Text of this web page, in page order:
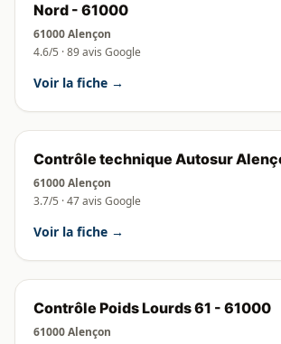
Nord - 61000
61000 Alençon
4.6/5 · 89 avis Google
Voir la fiche →
Contrôle technique Autosur
61000 Alençon
3.7/5 · 47 avis Google
Voir la fiche →
Contrôle Poids Lourds 61 - 61000
61000 Alençon